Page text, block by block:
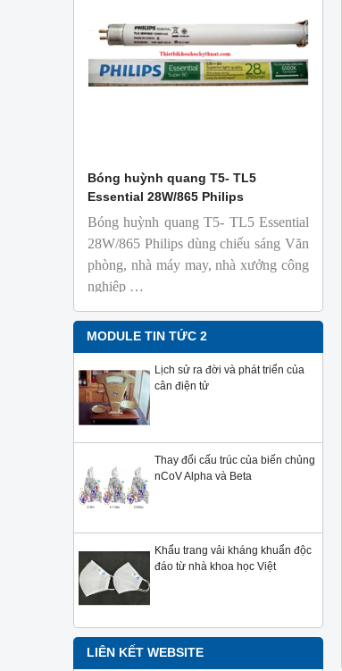
Bóng huỳnh quang T5- TL5
Essential 28W/865 Philips
Bóng huỳnh quang T5- TL5 Essential
28W/865 Philips dùng chiếu sáng Văn
phòng, nhà máy may, nhà xưởng công
nghiệp …
MODULE TIN TỨC 2
Lịch sử ra đời và phát triển của
cân điện tử
Thay đổi cấu trúc của biến chủng
nCoV Alpha và Beta
Khẩu trang vải kháng khuẩn độc
đáo từ nhà khoa học Việt
LIÊN KẾT WEBSITE